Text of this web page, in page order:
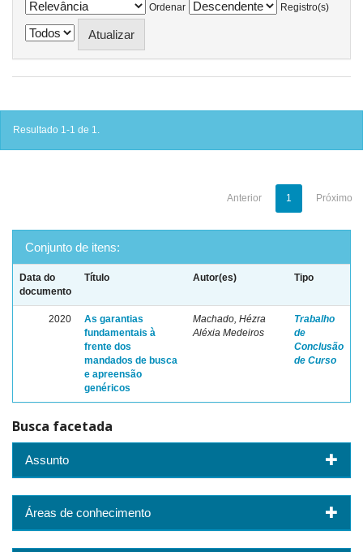
Ordenar
Registro(s)
Resultado 1-1 de 1.
Anterior 1 Próximo
Conjunto de itens:
Data do
documento
Título Autor(es) Tipo
2020
As garantias
fundamentais à
frente dos
mandados de busca
e apreensão
genéricos
Machado, Hézra
Aléxia Medeiros
Trabalho
de
Conclusão
de Curso
Busca facetada
Assunto
Áreas de conhecimento